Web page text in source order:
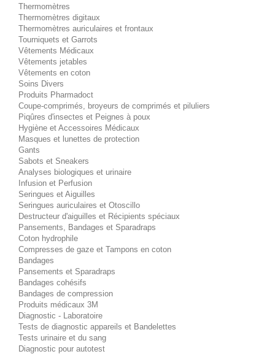
Thermomètres
Thermomètres digitaux
Thermomètres auriculaires et frontaux
Tourniquets et Garrots
Vêtements Médicaux
Vêtements jetables
Vêtements en coton
Soins Divers
Produits Pharmadoct
Coupe-comprimés, broyeurs de comprimés et piluliers
Piqûres d'insectes et Peignes à poux
Hygiène et Accessoires Médicaux
Masques et lunettes de protection
Gants
Sabots et Sneakers
Analyses biologiques et urinaire
Infusion et Perfusion
Seringues et Aiguilles
Seringues auriculaires et Otoscillo
Destructeur d'aiguilles et Récipients spéciaux
Pansements, Bandages et Sparadraps
Coton hydrophile
Compresses de gaze et Tampons en coton
Bandages
Pansements et Sparadraps
Bandages cohésifs
Bandages de compression
Produits médicaux 3M
Diagnostic - Laboratoire
Tests de diagnostic appareils et Bandelettes
Tests urinaire et du sang
Diagnostic pour autotest